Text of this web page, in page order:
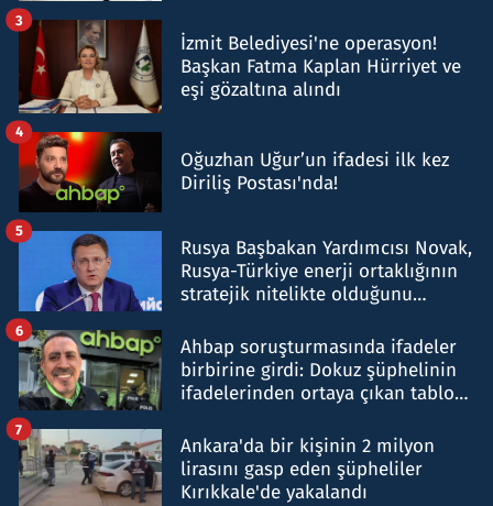
İzmit Belediyesi'ne operasyon!
Başkan Fatma Kaplan Hürriyet ve
eşi gözaltına alındı
3
Oğuzhan Uğur’un ifadesi ilk kez
Diriliş Postası'nda!
4
Rusya Başbakan Yardımcısı Novak,
Rusya-Türkiye enerji ortaklığının
stratejik nitelikte olduğunu
5
Ahbap soruşturmasında ifadeler
birbirine girdi: Dokuz şüphelinin
ifadelerinden ortaya çıkan tablo
6
Ankara'da bir kişinin 2 milyon
lirasını gasp eden şüpheliler
Kırıkkale'de yakalandı
7